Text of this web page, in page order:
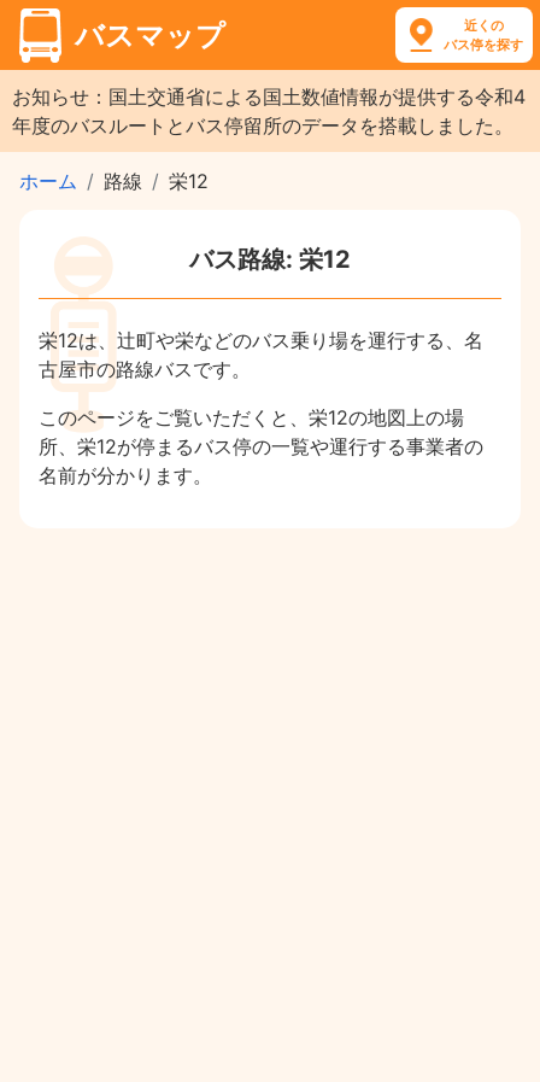
バスマップ
近くの
バス停を探す
お知らせ：国土交通省による国土数値情報が提供する令和4
年度のバスルートとバス停留所のデータを搭載しました。
ホーム 路線 栄12
バス路線: 栄12
栄12は、辻町や栄などのバス乗り場を運行する、名
古屋市の路線バスです。
このページをご覧いただくと、栄12の地図上の場
所、栄12が停まるバス停の一覧や運行する事業者の
名前が分かります。